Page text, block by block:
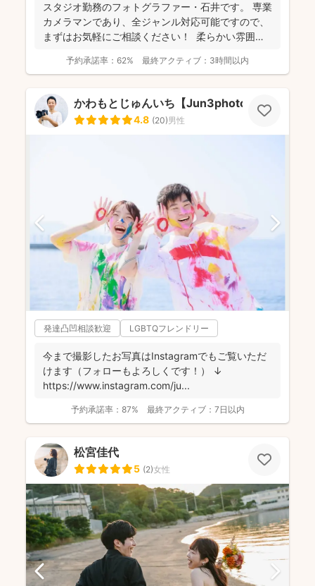
スタジオ勤務のフォトグラファー・石井です。 専業
カメラマンであり、全ジャンル対応可能ですので、
まずはお気軽にご相談ください！ 柔らかい雰囲気
予約承諾率： 62% 最終アクティブ： 3時間以内
かわもとじゅんいち【Jun3photo】
4.8 (20)男性
発達凸凹相談歓迎 LGBTQフレンドリー
今まで撮影したお写真はInstagramでもご覧いただ
けます（フォローもよろしくです！） ↓
https://www.instagram.com/ju...
予約承諾率： 87% 最終アクティブ： 7日以内
松宮佳代
5 (2)女性